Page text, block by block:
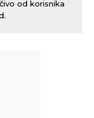
od korisnika